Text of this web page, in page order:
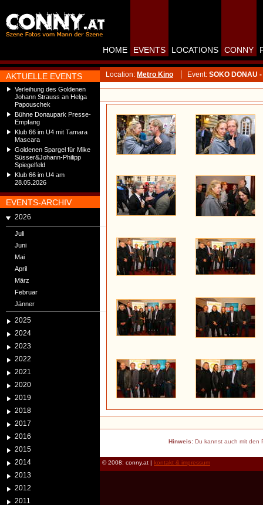
AKTUELLE EVENTS
Verleihung des Goldenen
Johann Strauss an Helga
Papouschek
Bühne Donaupark Presse-
Empfang
Klub 66 im U4 mit Tamara
Mascara
Goldenen Spargel für Mike
Süsser&Johann-Philipp
Spiegelfeld
Klub 66 im U4 am
28.05.2026
EVENTS-ARCHIV
2026
Juli
Juni
Mai
April
März
Februar
Jänner
2025
2024
2023
2022
2021
2020
2019
2018
2017
2016
2015
2014
2013
2012
2011
HOME EVENTS LOCATIONS CONNY
Location: Metro Kino Event: SOKO DONAU
Hinweis:Du kannst auch mit den
© 2008: conny.at | kontakt & impressum